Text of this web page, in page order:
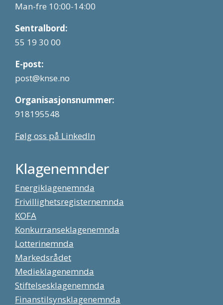
Man-fre 10:00-14:00
Sentralbord:
55 19 30 00
E-post:
post@knse.no
Organisasjonsnummer:
918195548
Følg oss på LinkedIn
Klagenemnder
Energiklagenemnda
Frivillighetsregisternemnda
KOFA
Konkurranseklagenemnda
Lotterinemnda
Markedsrådet
Medieklagenemnda
Stiftelsesklagenemnda
Finanstilsynsklagenemnda